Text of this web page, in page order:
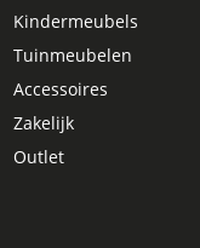
Kindermeubels
Tuinmeubelen
Accessoires
Zakelijk
Outlet